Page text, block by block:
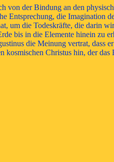
von der Bindung an den
Entsprechung, die Imagination
um die Todeskräfte, die darin
bis in die Elemente hinein zu
die Meinung vertrat, dass
kosmischen Christus hin, der